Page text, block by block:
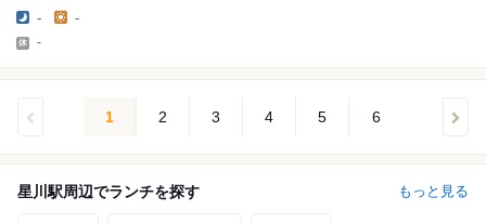
- -
-
1 2 3 4 5 6
星川駅周辺でランチを探す もっと見る